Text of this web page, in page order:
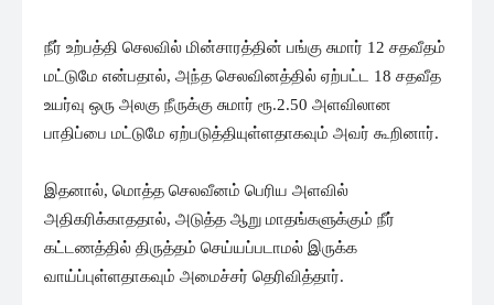
நீர் உற்பத்தி செலவில் மின்சாரத்தின் பங்கு சுமார் 12 சதவீதம்
மட்டுமே என்பதால், அந்த செலவினத்தில் ஏற்பட்ட 18 சதவீத
உயர்வு ஒரு அலகு நீருக்கு சுமார் ரூ.2.50 அளவிலான
பாதிப்பை மட்டுமே ஏற்படுத்தியுள்ளதாகவும் அவர் கூறினார்.
இதனால், மொத்த செலவீனம் பெரிய அளவில்
அதிகரிக்காததால், அடுத்த ஆறு மாதங்களுக்கும் நீர்
கட்டணத்தில் திருத்தம் செய்யப்படாமல் இருக்க
வாய்ப்புள்ளதாகவும் அமைச்சர் தெரிவித்தார்.